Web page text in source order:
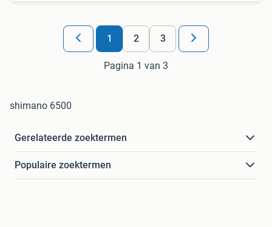
1 2 3
Pagina 1 van 3
shimano 6500
Gerelateerde zoektermen
Populaire zoektermen